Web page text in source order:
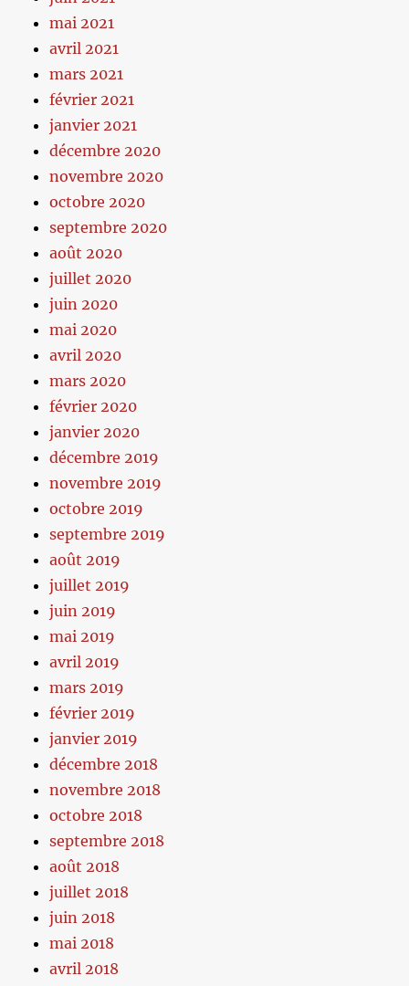
mai 2021
avril 2021
mars 2021
février 2021
janvier 2021
décembre 2020
novembre 2020
octobre 2020
septembre 2020
août 2020
juillet 2020
juin 2020
mai 2020
avril 2020
mars 2020
février 2020
janvier 2020
décembre 2019
novembre 2019
octobre 2019
septembre 2019
août 2019
juillet 2019
juin 2019
mai 2019
avril 2019
mars 2019
février 2019
janvier 2019
décembre 2018
novembre 2018
octobre 2018
septembre 2018
août 2018
juillet 2018
juin 2018
mai 2018
avril 2018